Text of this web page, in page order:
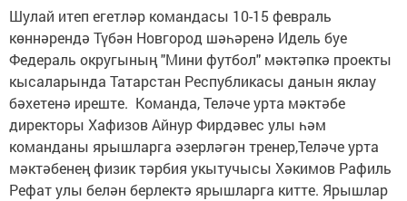
Шулай итеп егетләр командасы 10-15 февраль
көннәрендә Түбән Новгород шәһәренә Идель буе
Федераль округының "Мини футбол" мәктәпкә проекты
кысаларында Татарстан Республикасы данын яклау
бәхетенә иреште. Команда, Теләче урта мәктәбе
директоры Хафизов Айнур Фирдәвес улы һәм
команданы ярышларга әзерләгән тренер,Теләче урта
мәктәбенең физик тәрбия укытучысы Хәкимов Рафиль
Рефат улы белән берлектә ярышларга китте. Ярышлар